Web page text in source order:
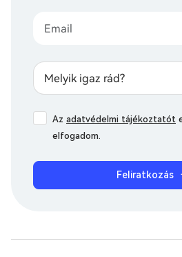
Melyik igaz rád?
Az adatvédelmi tájékoztatót
elfogadom.
Feliratkozás